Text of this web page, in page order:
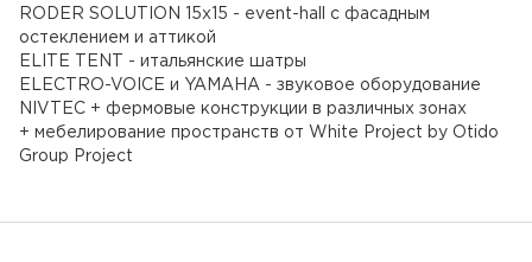
RODER SOLUTION 15x15 - event-hall с фасадным
остеклением и аттикой
ELITE TENT - итальянские шатры
ELECTRO-VOICE и YAMAHA - звуковое оборудование
NIVTEC + фермовые конструкции в различных зонах
+ мебелирование пространств от White Project by Otido
Group Project